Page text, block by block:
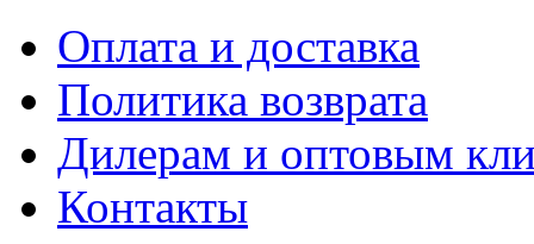
Оплата и доставка
Политика возврата
Дилерам и оптовым
Контакты